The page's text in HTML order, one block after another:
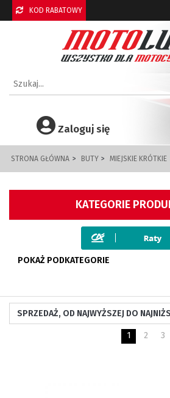
KOD RABATOWY
Zaloguj się
STRONA GŁÓWNA BUTY MIEJSKIE KRÓTKIE
KATEGORIE
POKAŻ PODKATEGORIE
1 2 3